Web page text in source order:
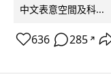
中文表意空間及科...
636 285 ↗